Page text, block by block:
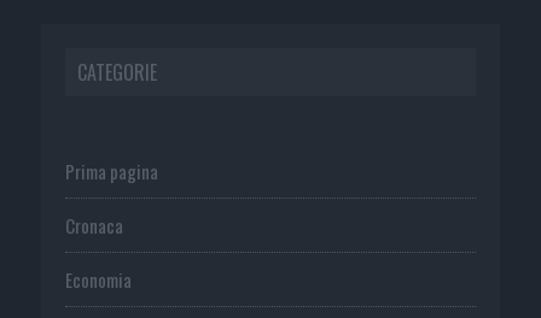
CATEGORIE
Prima pagina
Cronaca
Economia